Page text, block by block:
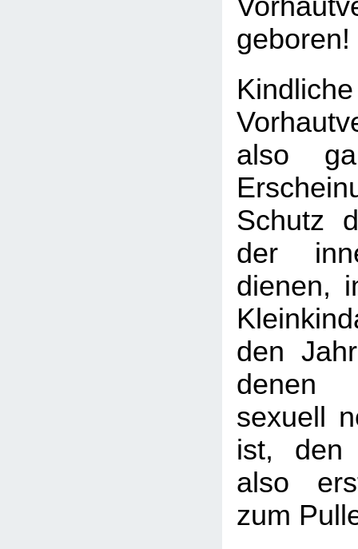
geboren!
also
Schutz
der
dienen,
den
sexuell
ist, den
also
zum